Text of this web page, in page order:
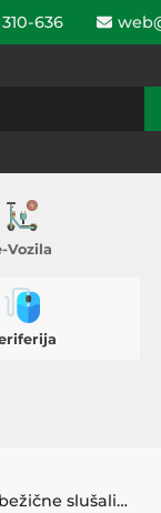
636
Vozila
XIAOMI REDMI BUDS 6 PLAY plava-bežične slušalice